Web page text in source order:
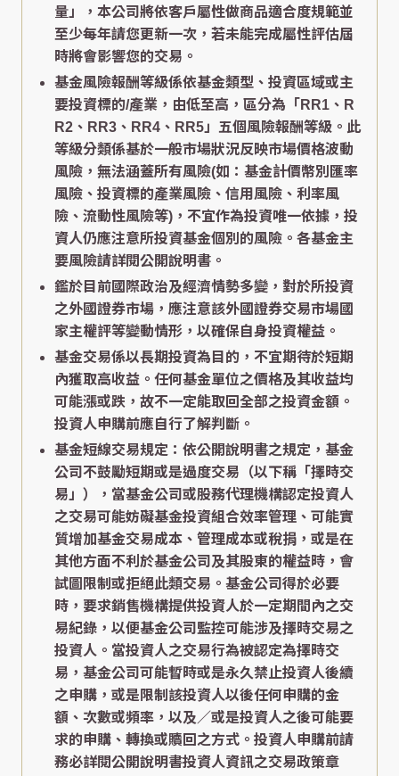
量」，本公司將依客戶屬性做商品適合度規範並
至少每年請您更新一次，若未能完成屬性評估屆
時將會影響您的交易。
基金風險報酬等級係依基金類型、投資區域或主
要投資標的/產業，由低至高，區分為「RR1、R
R2、RR3、RR4、RR5」五個風險報酬等級。此
等級分類係基於一般市場狀況反映市場價格波動
風險，無法涵蓋所有風險(如：基金計價幣別匯率
風險、投資標的產業風險、信用風險、利率風
險、流動性風險等)，不宜作為投資唯一依據，投
資人仍應注意所投資基金個別的風險。各基金主
要風險請詳閱公開說明書。
鑑於目前國際政治及經濟情勢多變，對於所投資
之外國證券市場，應注意該外國證券交易市場國
家主權評等變動情形，以確保自身投資權益。
基金交易係以長期投資為目的，不宜期待於短期
內獲取高收益。任何基金單位之價格及其收益均
可能漲或跌，故不一定能取回全部之投資金額。
投資人申購前應自行了解判斷。
基金短線交易規定：依公開說明書之規定，基金
公司不鼓勵短期或是過度交易（以下稱「擇時交
易」），當基金公司或股務代理機構認定投資人
之交易可能妨礙基金投資組合效率管理、可能實
質增加基金交易成本、管理成本或稅捐，或是在
其他方面不利於基金公司及其股東的權益時，會
試圖限制或拒絕此類交易。基金公司得於必要
時，要求銷售機構提供投資人於一定期間內之交
易紀錄，以便基金公司監控可能涉及擇時交易之
投資人。當投資人之交易行為被認定為擇時交
易，基金公司可能暫時或是永久禁止投資人後續
之申購，或是限制該投資人以後任何申購的金
額、次數或頻率，以及／或是投資人之後可能要
求的申購、轉換或贖回之方式。投資人申購前請
務必詳閱公開說明書投資人資訊之交易政策章